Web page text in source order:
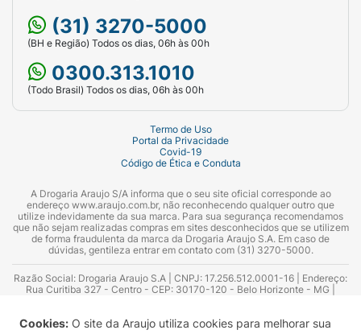
Cookies: O site da Araujo utiliza cookies para melhorar sua
(31) 3270-5000
(BH e Região) Todos os dias, 06h às 00h
0300.313.1010
(Todo Brasil) Todos os dias, 06h às 00h
Termo de Uso
Portal da Privacidade
Covid-19
Código de Ética e Conduta
A Drogaria Araujo S/A informa que o seu site oficial corresponde ao
endereço www.araujo.com.br, não reconhecendo qualquer outro que
utilize indevidamente da sua marca. Para sua segurança recomendamos
que não sejam realizadas compras em sites desconhecidos que se utilizem
de forma fraudulenta da marca da Drogaria Araujo S.A. Em caso de
dúvidas, gentileza entrar em contato com (31) 3270-5000.
Razão Social: Drogaria Araujo S.A | CNPJ: 17.256.512.0001-16 | Endereço:
Rua Curitiba 327 - Centro - CEP: 30170-120 - Belo Horizonte - MG |
Azevedo Guimarães – CRF 10.965 | Yasmin Silva Alvarenga – CRF 52.584 -